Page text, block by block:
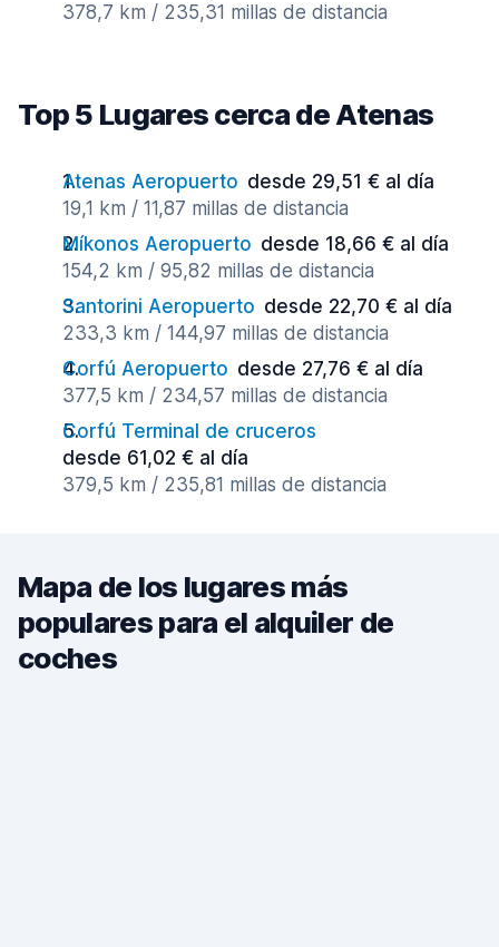
378,7 km / 235,31 millas de distancia
Top 5 Lugares cerca de Atenas
Atenas Aeropuerto desde 29,51 € al día
19,1 km / 11,87 millas de distancia
Míkonos Aeropuerto desde 18,66 € al día
154,2 km / 95,82 millas de distancia
Santorini Aeropuerto desde 22,70 € al día
233,3 km / 144,97 millas de distancia
Corfú Aeropuerto desde 27,76 € al día
377,5 km / 234,57 millas de distancia
Corfú Terminal de cruceros
desde 61,02 € al día
379,5 km / 235,81 millas de distancia
Mapa de los lugares más
populares para el alquiler de
coches